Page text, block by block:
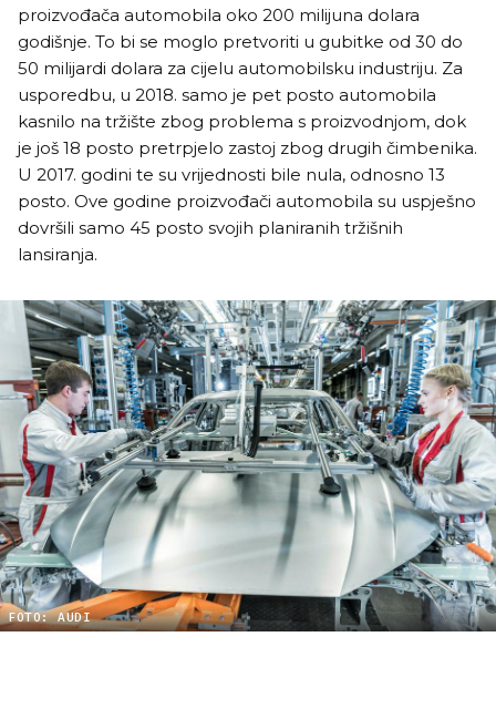
proizvođača automobila oko 200 milijuna dolara
godišnje. To bi se moglo pretvoriti u gubitke od 30 do
50 milijardi dolara za cijelu automobilsku industriju. Za
usporedbu, u 2018. samo je pet posto automobila
kasnilo na tržište zbog problema s proizvodnjom, dok
je još 18 posto pretrpjelo zastoj zbog drugih čimbenika.
U 2017. godini te su vrijednosti bile nula, odnosno 13
posto. Ove godine proizvođači automobila su uspješno
dovršili samo 45 posto svojih planiranih tržišnih
lansiranja.
FOTO: AUDI